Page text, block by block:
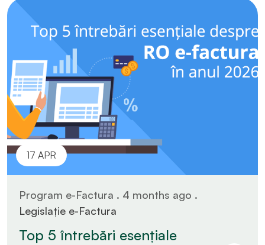
17 APR
Program e-Factura . 4 months ago .
Legislație e-Factura
Top 5 întrebări esențiale